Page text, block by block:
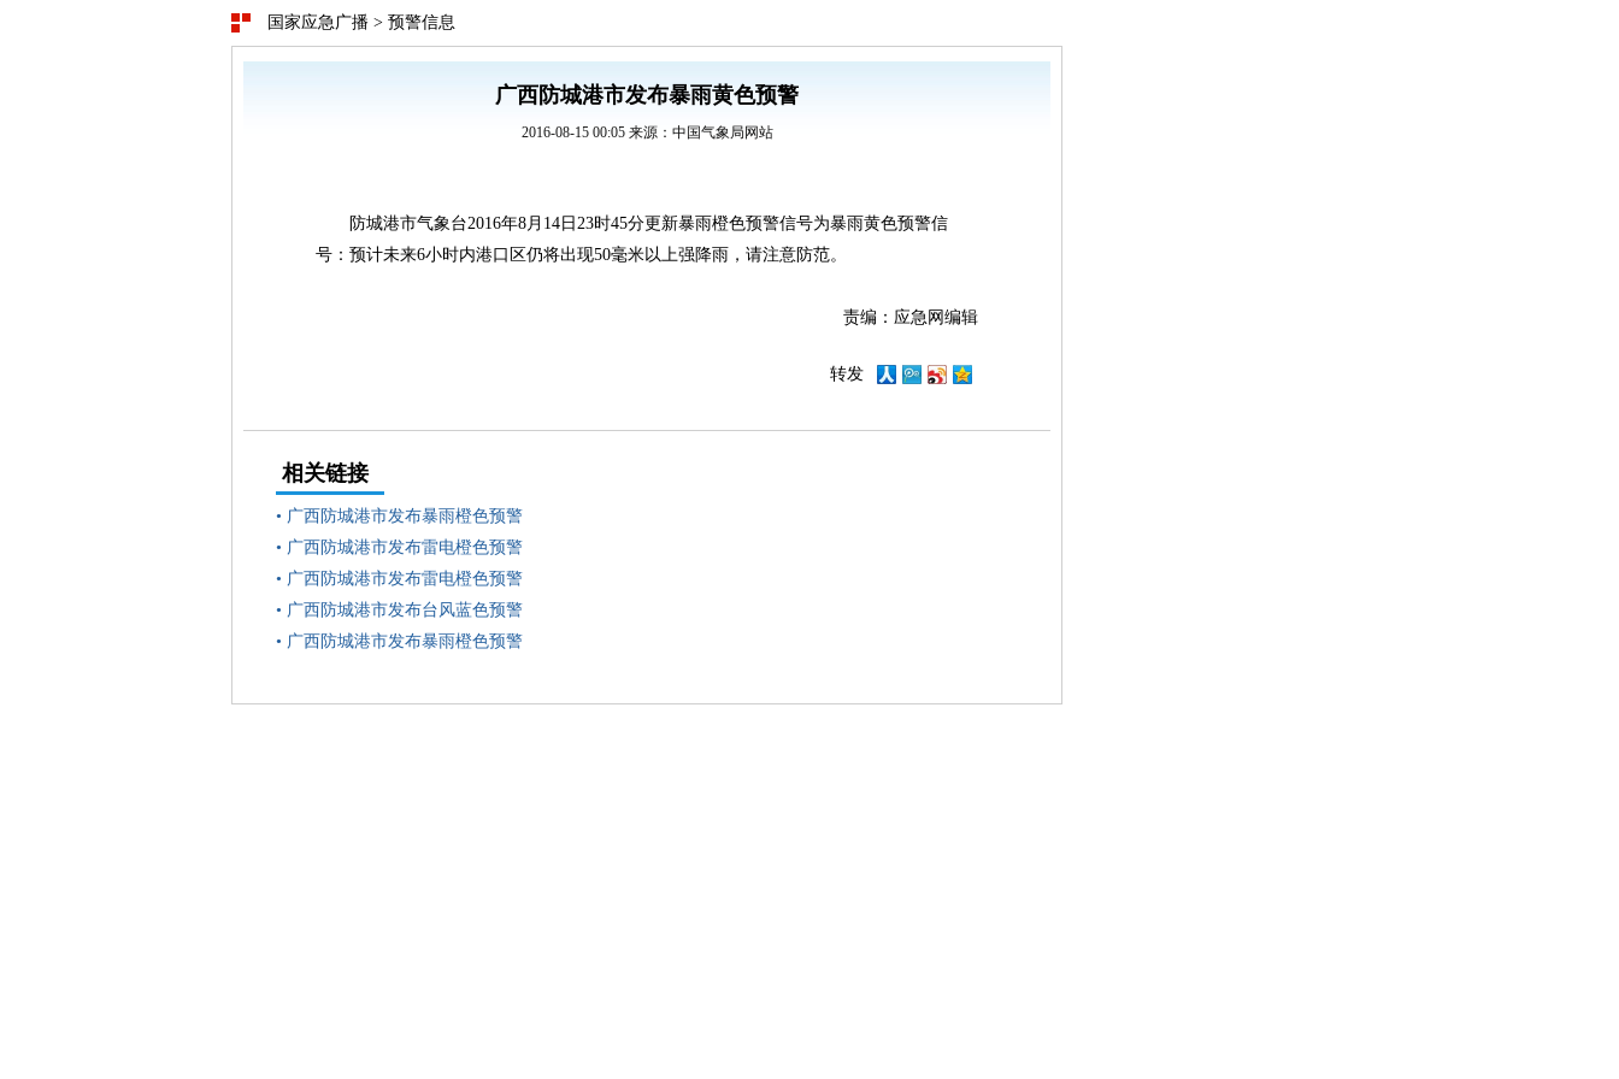
国家应急广播 > 预警信息
广西防城港市发布暴雨黄色预警
2016-08-15 00:05 来源：中国气象局网站
防城港市气象台2016年8月14日23时45分更新暴雨橙色预警信号为暴雨黄色预警信
号：预计未来6小时内港口区仍将出现50毫米以上强降雨，请注意防范。
责编：应急网编辑
转发
相关链接
• 广西防城港市发布暴雨橙色预警
• 广西防城港市发布雷电橙色预警
• 广西防城港市发布雷电橙色预警
• 广西防城港市发布台风蓝色预警
• 广西防城港市发布暴雨橙色预警